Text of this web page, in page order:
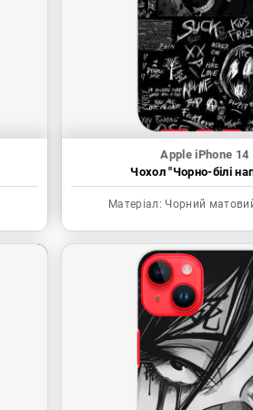
Apple iPhone 14
Чохол "Чорно-білі
Матеріал: Чорний